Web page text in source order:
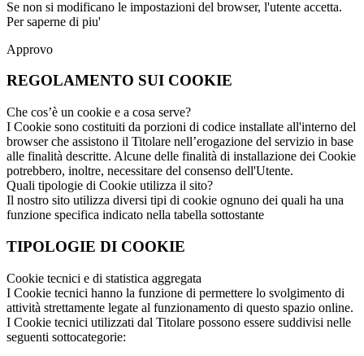
Se non si modificano le impostazioni del browser, l'utente accetta.
Per saperne di piu'
Approvo
REGOLAMENTO SUI COOKIE
Che cos’è un cookie e a cosa serve?
I Cookie sono costituiti da porzioni di codice installate all'interno del
browser che assistono il Titolare nell’erogazione del servizio in base
alle finalità descritte. Alcune delle finalità di installazione dei Cookie
potrebbero, inoltre, necessitare del consenso dell'Utente.
Quali tipologie di Cookie utilizza il sito?
Il nostro sito utilizza diversi tipi di cookie ognuno dei quali ha una
funzione specifica indicato nella tabella sottostante
TIPOLOGIE DI COOKIE
Cookie tecnici e di statistica aggregata
I Cookie tecnici hanno la funzione di permettere lo svolgimento di
attività strettamente legate al funzionamento di questo spazio online.
I Cookie tecnici utilizzati dal Titolare possono essere suddivisi nelle
seguenti sottocategorie: